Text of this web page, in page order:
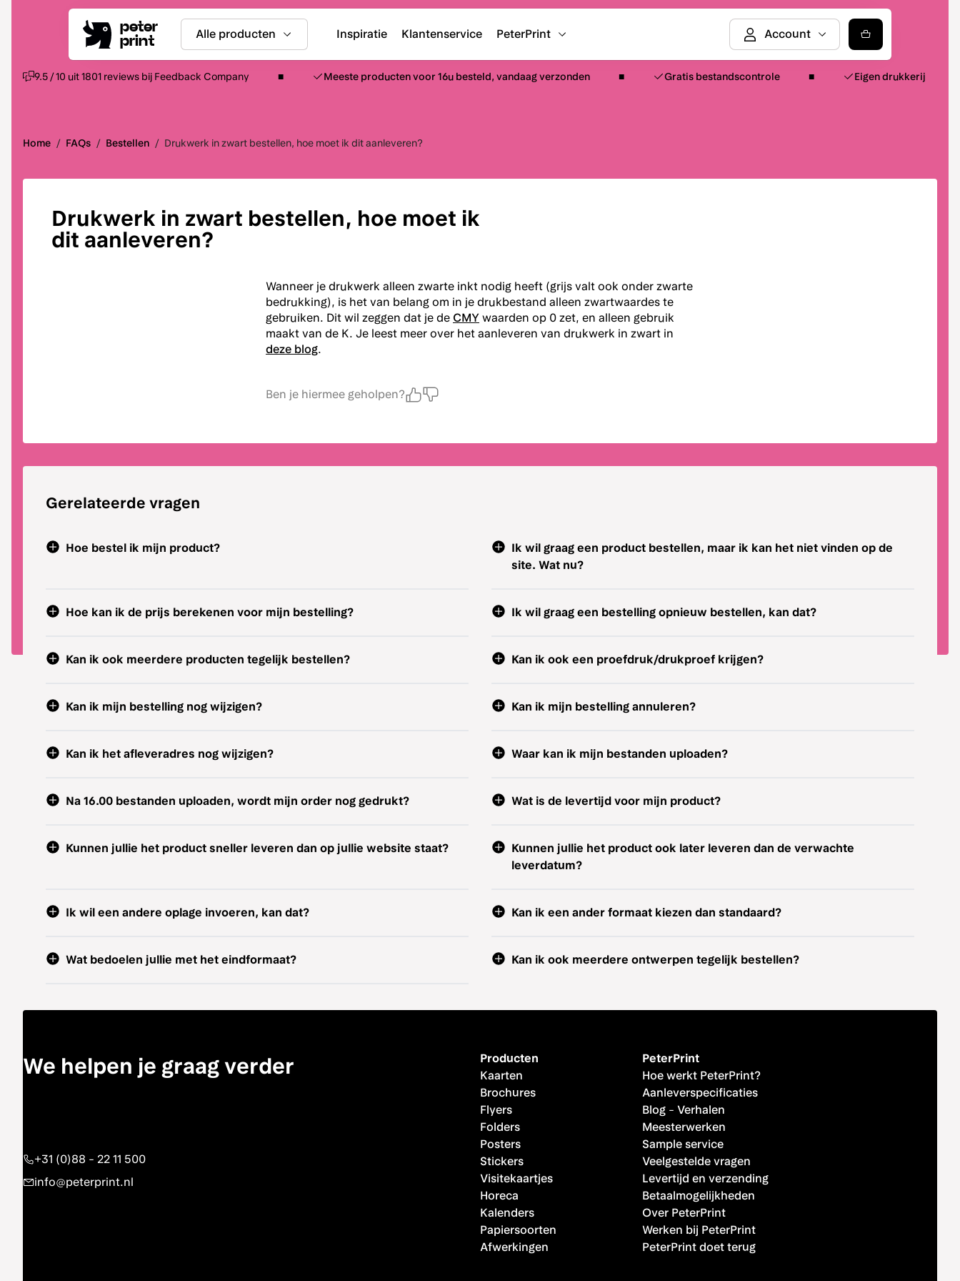
peter
print
Alle producten Inspiratie Klantenservice PeterPrint
9.5 / 10 uit 1801 reviews bij Feedback Company Meeste producten voor 16u besteld, vandaag verzonden Gratis bestandscontrole Eigen drukkerij
Home / FAQs / Bestellen / Drukwerk in zwart bestellen, hoe moet ik dit aanleveren?
Drukwerk in zwart bestellen, hoe moet ik
dit aanleveren?
Wanneer je drukwerk alleen zwarte inkt nodig heeft (grijs valt ook onder zwarte
bedrukking), is het van belang om in je drukbestand alleen zwartwaardes te
gebruiken. Dit wil zeggen dat je de CMY waarden op 0 zet, en alleen gebruik
maakt van de K. Je leest meer over het aanleveren van drukwerk in zwart in
deze blog.
Ben je hiermee geholpen?
Gerelateerde vragen
Hoe bestel ik mijn product?
Ik wil graag een product bestellen, maar ik kan het niet vinden op de
site. Wat nu?
Hoe kan ik de prijs berekenen voor mijn bestelling? Ik wil graag een bestelling opnieuw bestellen, kan dat?
Kan ik ook meerdere producten tegelijk bestellen? Kan ik ook een proefdruk/drukproef krijgen?
Kan ik mijn bestelling nog wijzigen? Kan ik mijn bestelling annuleren?
Kan ik het afleveradres nog wijzigen? Waar kan ik mijn bestanden uploaden?
Na 16.00 bestanden uploaden, wordt mijn order nog gedrukt? Wat is de levertijd voor mijn product?
Kunnen jullie het product sneller leveren dan op jullie website staat?
Kunnen jullie het product ook later leveren dan de verwachte
leverdatum?
Ik wil een andere oplage invoeren, kan dat? Kan ik een ander formaat kiezen dan standaard?
Wat bedoelen jullie met het eindformaat? Kan ik ook meerdere ontwerpen tegelijk bestellen?
We helpen je graag verder
+31 (0)88 - 22 11 500
info@peterprint.nl
Producten
Kaarten
Brochures
Flyers
Folders
Posters
Stickers
Visitekaartjes
Horeca
Kalenders
Papiersoorten
Afwerkingen
PeterPrint
Hoe werkt PeterPrint?
Aanleverspecificaties
Blog- Verhalen
Meesterwerken
Sample service
Veelgestelde vragen
Levertijd en verzending
Betaalmogelijkheden
Over PeterPrint
Werken bij PeterPrint
PeterPrint doet terug